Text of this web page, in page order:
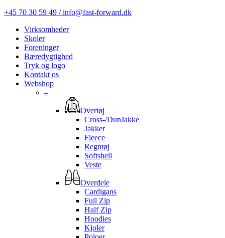
+45 70 30 59 49 / info@fast-forward.dk
Virksomheder
Skoler
Foreninger
Bæredygtighed
Tryk og logo
Kontakt os
Webshop
–
Overtøj
Cross-/DunJakke
Jakker
Fleece
Regntøj
Softshell
Veste
Overdele
Cardigans
Full Zip
Half Zip
Hoodies
Kjoler